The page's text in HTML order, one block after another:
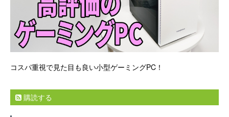
コスパ重視で見た目も良い小型ゲーミングPC！
購読する